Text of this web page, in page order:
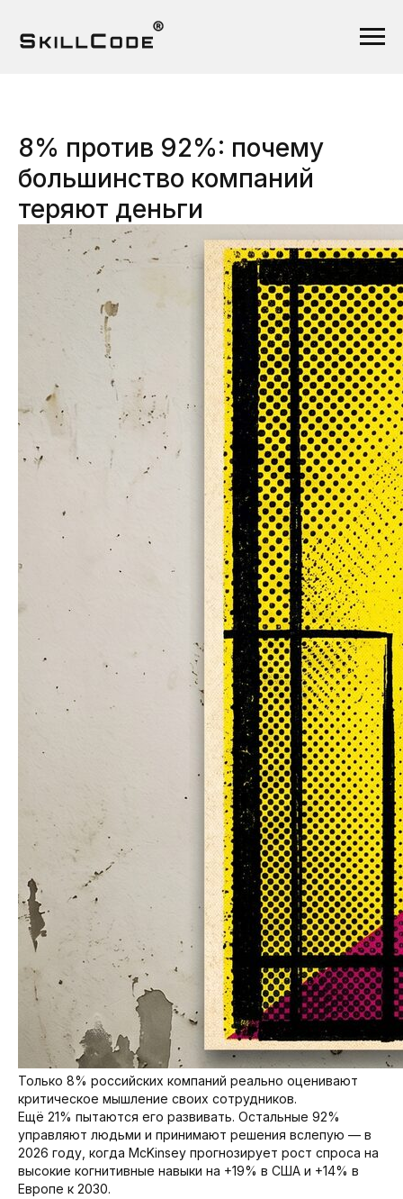
8% против 92%: почему
большинство компаний
теряют деньги
Только 8% российских компаний реально оценивают
критическое мышление своих сотрудников.
Ещё 21% пытаются его развивать. Остальные 92%
управляют людьми и принимают решения вслепую — в
2026 году, когда McKinsey прогнозирует рост спроса на
высокие когнитивные навыки на +19% в США и +14% в
Европе к 2030.